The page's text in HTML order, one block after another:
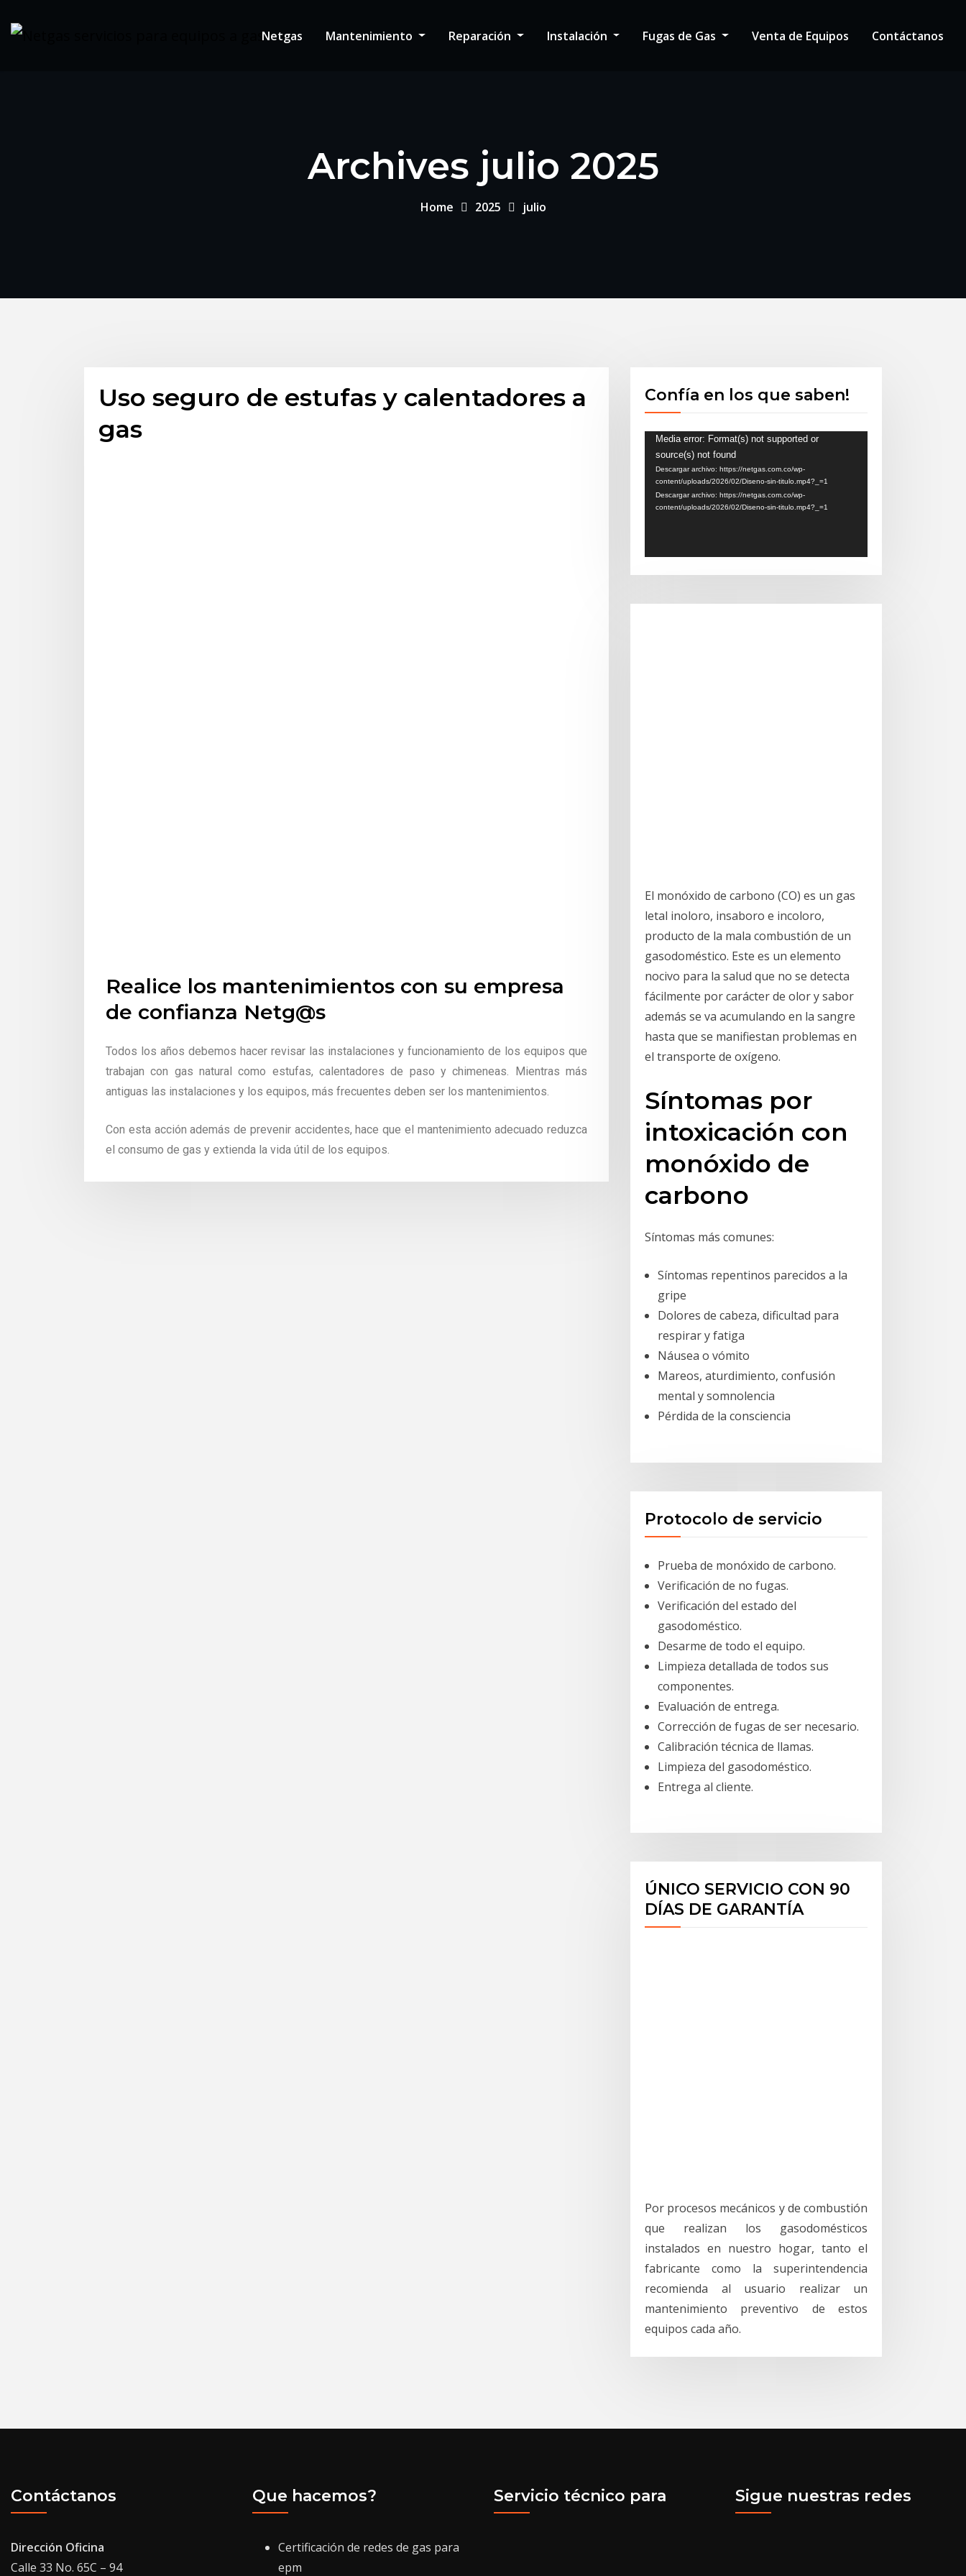
Netgas Mantenimiento Reparación Instalación Fugas de Gas Venta de Equipos Contáctanos
Archives julio 2025
Home 2025 julio
Uso seguro de estufas y calentadores a
gas
Realice los mantenimientos con su empresa
de confianza Netg@s
Todos los años debemos hacer revisar las instalaciones y funcionamiento de los equipos que
trabajan con gas natural como estufas, calentadores de paso y chimeneas. Mientras más
antiguas las instalaciones y los equipos, más frecuentes deben ser los mantenimientos.
Con esta acción además de prevenir accidentes, hace que el mantenimiento adecuado reduzca
el consumo de gas y extienda la vida útil de los equipos.
Confía en los que saben!
Reproductor
de
vídeo
Media error: Format(s) not supported or
source(s) not found
Descargar archivo: https://netgas.com.co/wp-
content/uploads/2026/02/Diseno-sin-titulo.mp4?_=1
Descargar archivo: https://netgas.com.co/wp-
content/uploads/2026/02/Diseno-sin-titulo.mp4?_=1
El monóxido de carbono (CO) es un gas
letal inoloro, insaboro e incoloro,
producto de la mala combustión de un
gasodoméstico. Este es un elemento
nocivo para la salud que no se detecta
fácilmente por carácter de olor y sabor
además se va acumulando en la sangre
hasta que se manifiestan problemas en
el transporte de oxígeno.
Síntomas por
intoxicación con
monóxido de
carbono
Síntomas más comunes:
Síntomas repentinos parecidos a la
gripe
Dolores de cabeza, dificultad para
respirar y fatiga
Náusea o vómito
Mareos, aturdimiento, confusión
mental y somnolencia
Pérdida de la consciencia
Protocolo de servicio
Prueba de monóxido de carbono.
Verificación de no fugas.
Verificación del estado del
gasodoméstico.
Desarme de todo el equipo.
Limpieza detallada de todos sus
componentes.
Evaluación de entrega.
Corrección de fugas de ser necesario.
Calibración técnica de llamas.
Limpieza del gasodoméstico.
Entrega al cliente.
ÚNICO SERVICIO CON 90
DÍAS DE GARANTÍA
Por procesos mecánicos y de combustión
que realizan los gasodomésticos
instalados en nuestro hogar, tanto el
fabricante como la superintendencia
recomienda al usuario realizar un
mantenimiento preventivo de estos
equipos cada año.
Contáctanos
Dirección Oficina
Calle 33 No. 65C – 94
Que hacemos?
Certificación de redes de gas para
epm
Servicio técnico para Sigue nuestras redes